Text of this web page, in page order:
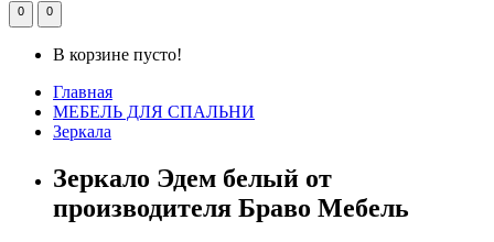
0 0
В корзине пусто!
Главная
МЕБЕЛЬ ДЛЯ СПАЛЬНИ
Зеркала
Зеркало Эдем белый от
производителя Браво Мебель